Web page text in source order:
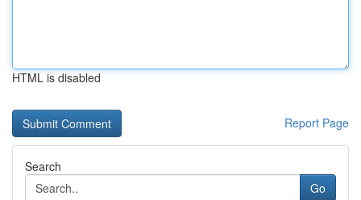
HTML is disabled
Report Page
Search
Go